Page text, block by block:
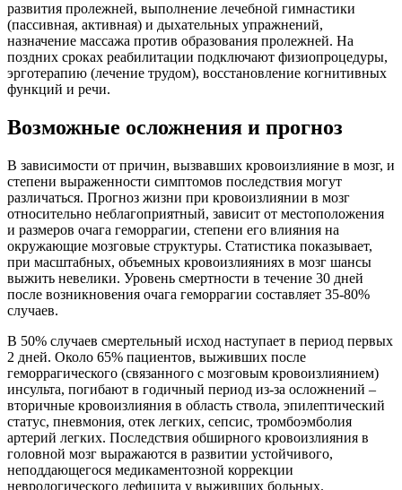
развития пролежней, выполнение лечебной гимнастики
(пассивная, активная) и дыхательных упражнений,
назначение массажа против образования пролежней. На
поздних сроках реабилитации подключают физиопроцедуры,
эрготерапию (лечение трудом), восстановление когнитивных
функций и речи.
Возможные осложнения и прогноз
В зависимости от причин, вызвавших кровоизлияние в мозг, и
степени выраженности симптомов последствия могут
различаться. Прогноз жизни при кровоизлиянии в мозг
относительно неблагоприятный, зависит от местоположения
и размеров очага геморрагии, степени его влияния на
окружающие мозговые структуры. Статистика показывает,
при масштабных, объемных кровоизлияниях в мозг шансы
выжить невелики. Уровень смертности в течение 30 дней
после возникновения очага геморрагии составляет 35-80%
случаев.
В 50% случаев смертельный исход наступает в период первых
2 дней. Около 65% пациентов, выживших после
геморрагического (связанного с мозговым кровоизлиянием)
инсульта, погибают в годичный период из-за осложнений –
вторичные кровоизлияния в область ствола, эпилептический
статус, пневмония, отек легких, сепсис, тромбоэмболия
артерий легких. Последствия обширного кровоизлияния в
головной мозг выражаются в развитии устойчивого,
неподдающегося медикаментозной коррекции
неврологического дефицита у выживших больных.